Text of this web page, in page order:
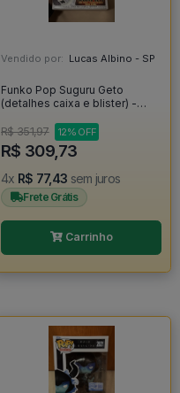
Vendido por: Lucas Albino - SP
Funko Pop Suguru Geto
(detalhes caixa e blister) -
R$ 351,97
12% OFF
R$ 309,73
4x R$ 77,43 sem juros
Frete Grátis
Carrinho